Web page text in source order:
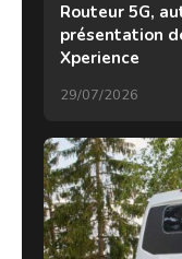
Routeur 5G,
présentation
Xperience
29/07/2026